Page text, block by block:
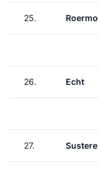
25.
26. Echt
27.